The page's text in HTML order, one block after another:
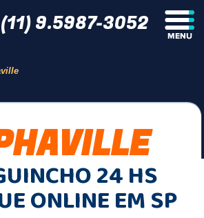
(11) 9.5987-3052
24 HS
ONLINE EM SP